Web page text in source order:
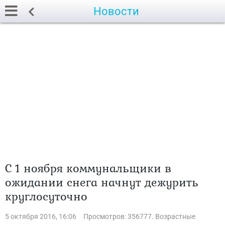
Новости
С 1 ноября коммунальщики в
ожидании снега начнут дежурить
круглосуточно
5 октября 2016, 16:06
Просмотров: 356777. Возрастные